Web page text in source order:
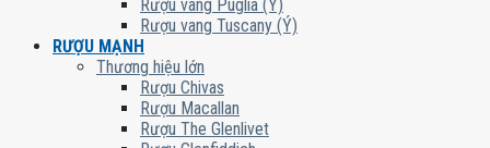
Rượu vang Puglia (Ý)
Rượu vang Tuscany (Ý)
RƯỢU MẠNH
Thương hiệu lớn
Rượu Chivas
Rượu Macallan
Rượu The Glenlivet